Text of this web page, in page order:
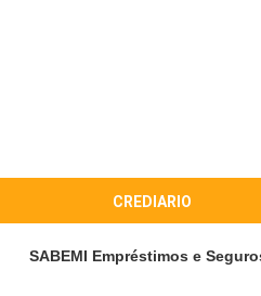
CREDIARIO
SABEMI Empréstimos e